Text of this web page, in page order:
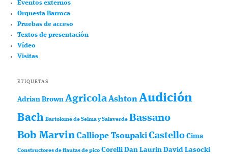
Eventos externos
Orquesta Barroca
Pruebas de acceso
Textos de presentación
Vídeo
Visitas
ETIQUETAS
Adrian Brown AgricolaAshtonAudición
Bach Bartolomé de Selma y Salaverde Bassano
Bob MarvinCalliope TsoupakiCastello Cima
Constructores de flautas de pico Corelli Dan Laurin David Lasocki